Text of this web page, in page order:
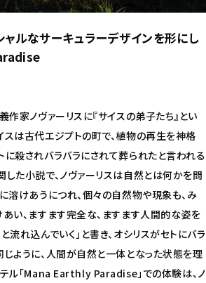
ャルなサーキュラーデザインを形にし
家ノヴァーリスに『サイスの弟子たち』とい
スは古代エジプトの町で、植物の再生を神格
に殺されバラバラにされて葬られたと言われる
た小説で、ノヴァーリスは自然とは何かを問
溶けあうにつれ、個々の自然物や現象も、み
い、ますます完全な、ますます人間的な姿を
流れ込んでいく」と書き、オシリスがセトにバラ
じように、人間が自然と一体となった状態を理
テル「Mana Earthly Paradise」での体験は、ノ